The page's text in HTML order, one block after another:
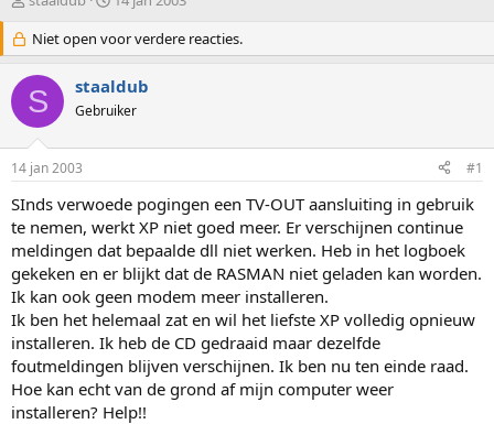
d
e
r
w
e
p
s
t
a
r
t
e
r
a
r
t
d
a
m
Niet open voor verdere reacties.
S staaldub
Gebruiker
14 jan 2003 #1
SInds verwoede pogingen een TV-OUT aansluiting in gebruik
te nemen, werkt XP niet goed meer. Er verschijnen continue
meldingen dat bepaalde dll niet werken. Heb in het logboek
gekeken en er blijkt dat de RASMAN niet geladen kan worden.
Ik kan ook geen modem meer installeren.
Ik ben het helemaal zat en wil het liefste XP volledig opnieuw
installeren. Ik heb de CD gedraaid maar dezelfde
foutmeldingen blijven verschijnen. Ik ben nu ten einde raad.
Hoe kan echt van de grond af mijn computer weer
installeren? Help!!